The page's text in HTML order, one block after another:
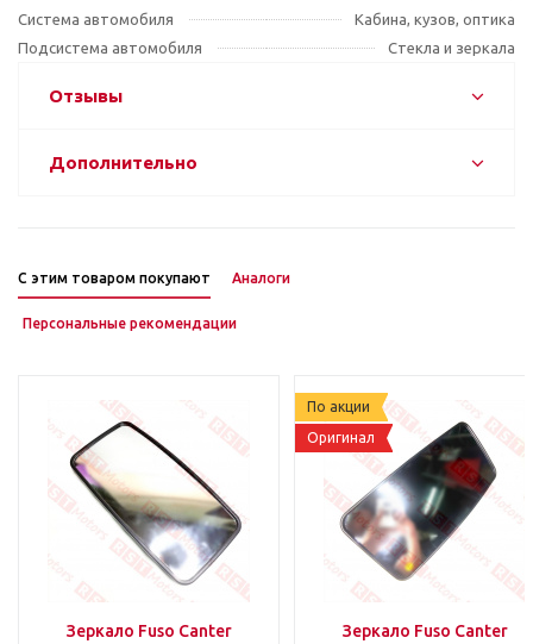
Система автомобиля
Кабина, кузов, оптика
Подсистема автомобиля
Стекла и зеркала
Отзывы
Дополнительно
С этим товаром покупают Аналоги
Персональные рекомендации
Зеркало Fuso Canter
По акции
Оригинал
Зеркало Fuso Canter